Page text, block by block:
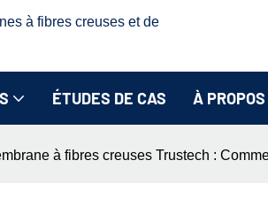
à fibres creuses et de
ÉTUDES DE CAS À
à fibres creuses Trustech :